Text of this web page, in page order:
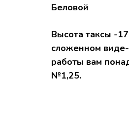
Беловой
Высота таксы -
сложенном
работы вам
№1,25.